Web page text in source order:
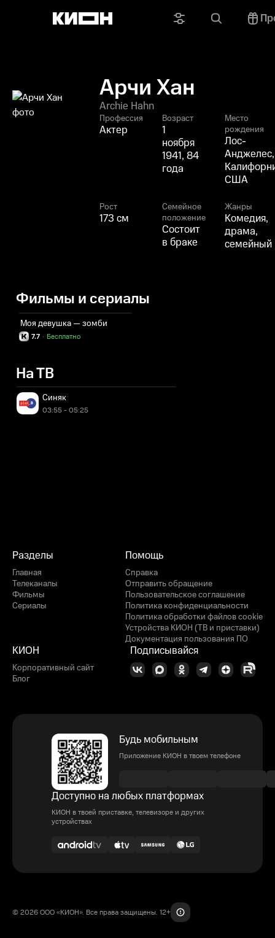
Арчи Хан
Archie Hahn
Профессия
Актер
Возраст
1
ноября
1941, 84
года
Место
рождения
Лос-
Анджелес,
США
Рост
173 см
Семейное
положение
Состоит
в браке
Жанры
Комедия,
драма,
семейный
Фильмы и сериалы
Моя девушка — зомби
7.7 Бесплатно
·
На ТВ
Синяк
03:55 - 05:25
Разделы
Главная
Телеканалы
Фильмы
Сериалы
Помощь
Справка
Отправить обращение
Пользовательское соглашение
Политика конфиденциальности
Политика обработки файлов cookie
Устройства КИОН (ТВ и приставки)
Документация пользования ПО
КИОН
Корпоративный сайт
Блог
Подписывайся
Будь мобильным
Приложение КИОН в твоем телефоне
Доступно на любых платформах
КИОН в твоей приставке, телевизоре и других
устройствах
© 2026 ООО «КИОН». Все права защищены. 12+